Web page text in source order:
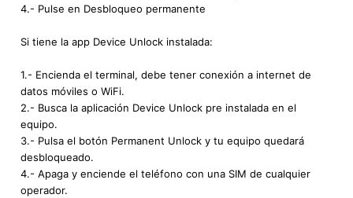
4.- Pulse en Desbloqueo permanente
Si tiene la app Device Unlock instalada:
1.- Encienda el terminal, debe tener conexión a internet de
datos móviles o WiFi.
2.- Busca la aplicación Device Unlock pre instalada en el
equipo.
3.- Pulsa el botón Permanent Unlock y tu equipo quedará
desbloqueado.
4.- Apaga y enciende el teléfono con una SIM de cualquier
operador.